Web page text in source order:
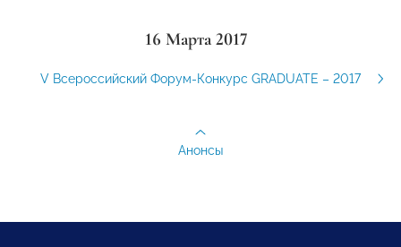
16 Марта 2017
V Всероссийский Форум-Конкурс GRADUATE – 2017
Анонсы